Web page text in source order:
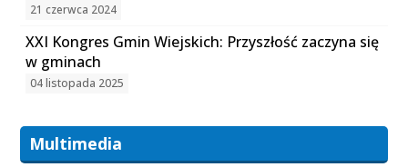
21 czerwca 2024
XXI Kongres Gmin Wiejskich: Przyszłość zaczyna się
w gminach
04 listopada 2025
Multimedia